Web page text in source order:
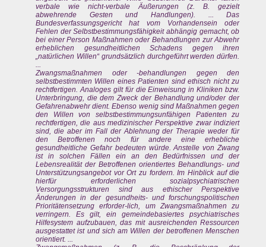
verbale wie nicht-verbale Äußerungen (z. B. gezielt
abwehrende Gesten und Handlungen). ... Das
Bundesverfassungsgericht hat vom Vorhandensein oder
Fehlen der Selbstbestimmungsfähigkeit abhängig gemacht, ob
bei einer Person Maßnahmen oder Behandlungen zur Abwehr
erheblichen gesundheitlichen Schadens gegen ihren
„natürlichen Willen“ grundsätzlich durchgeführt werden dürfen.
...
Zwangsmaßnahmen oder -behandlungen gegen den
selbstbestimmten Willen eines Patienten sind ethisch nicht zu
rechtfertigen. Analoges gilt für die Einweisung in Kliniken bzw.
Unterbringung, die dem Zweck der Behandlung und/oder der
Gefahrenabwehr dient. Ebenso wenig sind Maßnahmen gegen
den Willen von selbstbestimmungsunfähigen Patienten zu
rechtfertigen, die aus medizinischer Perspektive zwar indiziert
sind, die aber im Fall der Ablehnung der Therapie weder für
den Betroffenen noch für andere eine erhebliche
gesundheitliche Gefahr bedeuten würde. Anstelle von Zwang
ist in solchen Fällen ein an den Bedürfnissen und der
Lebensrealität der Betroffenen orientiertes Behandlungs- und
Unterstützungsangebot vor Ort zu fordern. Im Hinblick auf die
hierfür erforderlichen sozialpsychiatrischen
Versorgungsstrukturen sind aus ethischer Perspektive
Änderungen in der gesundheits- und forschungspolitischen
Prioritätensetzung erforder-lich, um Zwangsmaßnahmen zu
verringern. Es gilt, ein gemeindebasiertes psychiatrisches
Hilfesystem aufzubauen, das mit ausreichenden Ressourcen
ausgestattet ist und sich am Willen der betroffenen Menschen
orientiert. ...